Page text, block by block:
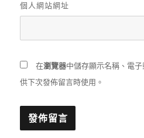
個人網站網址
在瀏覽器中儲存顯示名稱、電
供下次發佈留言時使用。